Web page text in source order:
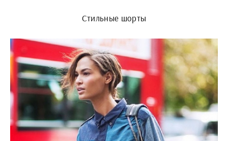
Стильные шорты